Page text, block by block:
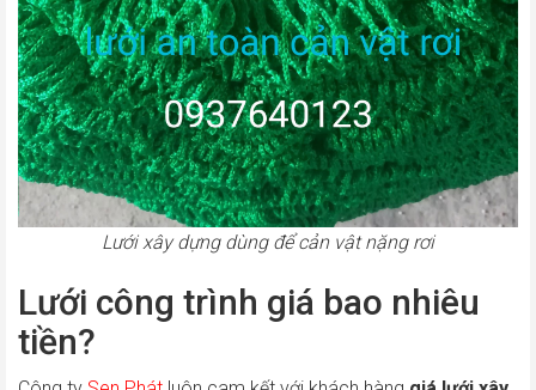
Lưới xây dựng dùng để cản vật nặng rơi
Lưới công trình giá bao nhiêu
tiền?